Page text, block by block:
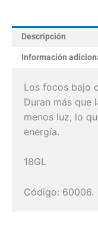
Descripción
Información
Los focos bajo
Duran más que
menos luz, lo
energía.
18GL
Código: 60006.